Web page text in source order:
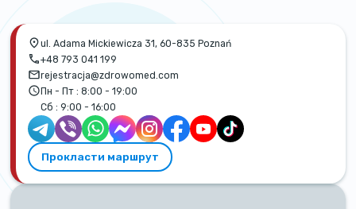
ul. Adama Mickiewicza 31, 60-835 Poznań
+48 793 041 199
rejestracja@zdrowomed.com
Пн - Пт : 8:00 - 19:00
Сб : 9:00 - 16:00
Прокласти маршрут